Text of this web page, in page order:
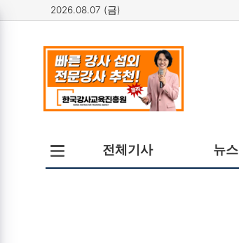
2026.08.07 (금)
전체메뉴
열기/
닫기
전체기사 뉴스
뉴